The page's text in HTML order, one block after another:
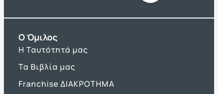
O Όμιλος
Η Ταυτότητά μας
Τα Βιβλία μας
Franchise ΔΙΑΚΡΟΤΗΜΑ